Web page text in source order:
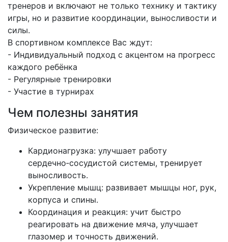
тренеров и включают не только технику и тактику
игры, но и развитие координации, выносливости и
силы.
В спортивном комплексе Вас ждут:
- Индивидуальный подход с акцентом на прогресс
каждого ребёнка
- Регулярные тренировки
- Участие в турнирах
Чем полезны занятия
Физическое развитие:
Кардионагрузка: улучшает работу
сердечно‑сосудистой системы, тренирует
выносливость.
Укрепление мышц: развивает мышцы ног, рук,
корпуса и спины.
Координация и реакция: учит быстро
реагировать на движение мяча, улучшает
глазомер и точность движений.